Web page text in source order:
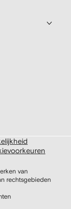
van
rechtsgebieden